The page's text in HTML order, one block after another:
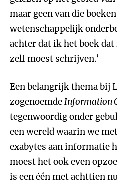
maar geen van die
wetenschappelijk
achter dat ik het boek
zelf moest schrijven.’
Een belangrijk thema bij
zogenoemdeInformation
tegenwoordig onder
een wereld waarin we
exabytes aan informatie
moest het ook even
is een één met achttien